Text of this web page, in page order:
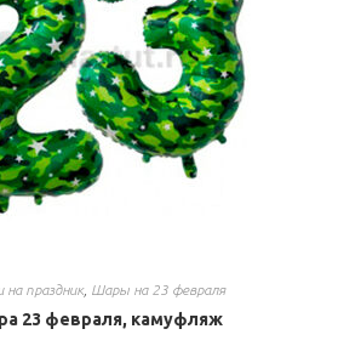
на праздник, Шары на 23 февраля
23 февраля, камуфляж